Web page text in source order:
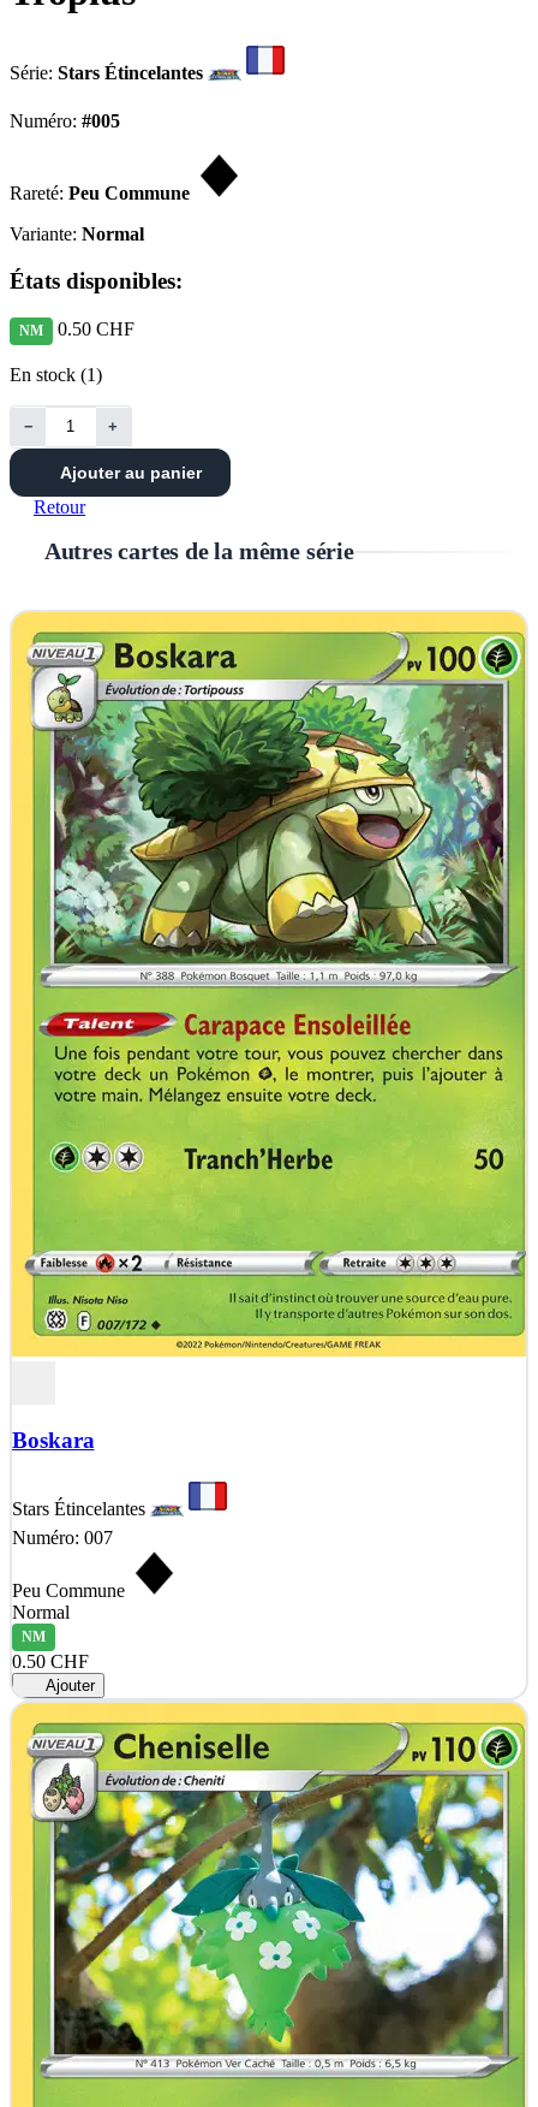
Série: Stars Étincelantes
Numéro: #005
Rareté: Peu Commune
Variante: Normal
États disponibles:
NM 0.50 CHF
En stock (1)
− +
Ajouter au panier
Retour
Autres cartes de la même série
Boskara
Stars Étincelantes
Numéro: 007
Peu Commune
Normal
NM
0.50 CHF
Ajouter